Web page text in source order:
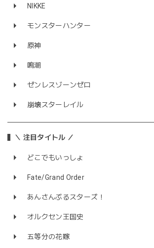
NIKKE
モンスターハンター
原神
鳴潮
ゼンレスゾーンゼロ
崩壊スターレイル
＼ 注目タイトル ／
どこでもいっしょ
Fate/Grand Order
あんさんぶるスターズ！
オルクセン王国史
五等分の花嫁